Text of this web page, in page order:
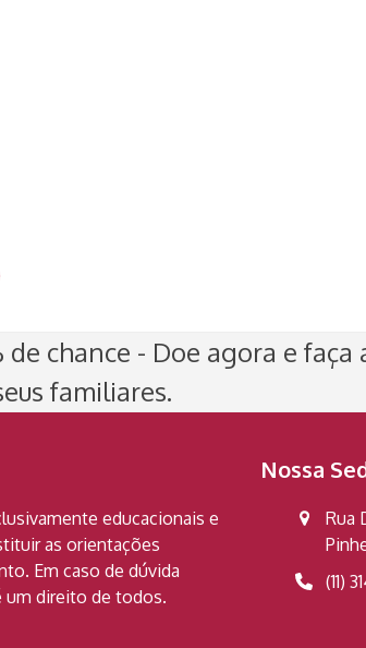
chance - Doe agora e faça
familiares.
educacionais e
as orientações
Em caso de dúvida
um direito de todos.
Nossa
Rua
(11)